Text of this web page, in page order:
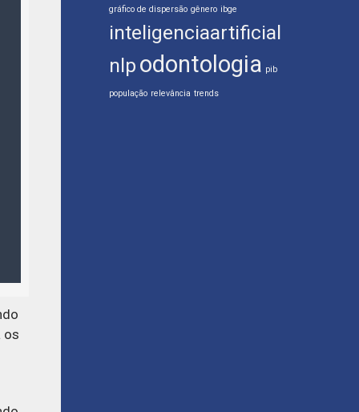
os
gráfico de dispersão gênero ibge
inteligenciaartificial
nlp odontologia pib
população relevância trends